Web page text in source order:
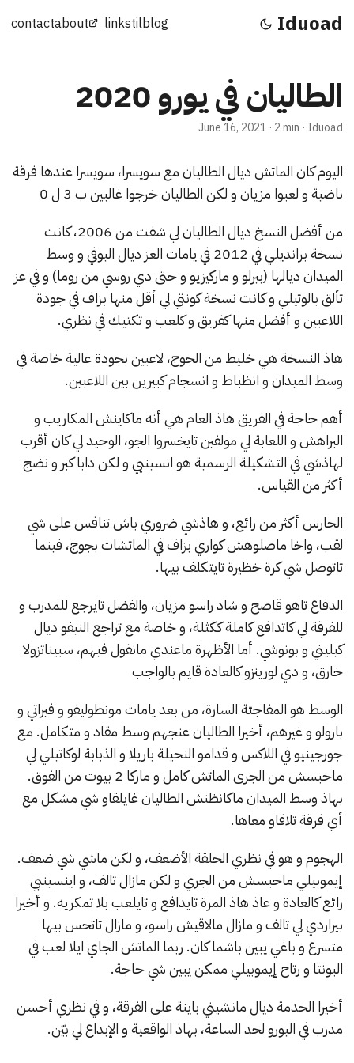
Iduoad
blog
til
links
about
contact
الطاليان في يورو 2020
June 16, 2021 · 2 min · Iduoad
اليوم كان الماتش ديال الطاليان مع سويسرا، سويسرا عندها فرقة
ناضية و لعبوا مزيان و لكن الطاليان خرجوا غالبين ب 3 ل 0
من أفضل النسخ ديال الطاليان لي شفت من 2006، كانت
نسخة برانديلي في 2012 في يامات العز ديال اليوفي و وسط
الميدان ديالها (بيرلو و ماركيزيو و حتى دي روسي من روما) و في عز
تألق بالوتيلي و كانت نسخة كونتي لي أقل منها بزاف في جودة
اللاعبين و أفضل منها كفريق و كلعب و تكتيك في نظري.
هاذ النسخة هي خليط من الجوج، لاعبين بجودة عالية خاصة في
وسط الميدان و انظباط و انسجام كبيرين بين اللاعبين.
أهم حاجة في الفريق هاذ العام هي أنه ماكاينش المكاريب و
البراهش و اللعابة لي مولفين تايخسروا الجو، الوحيد لي كان أقرب
لهاذشي في التشكيلة الرسمية هو انسينيي و لكن دابا كبر و نضج
أكثر من القياس.
الحارس أكثر من رائع، و هاذشي ضروري باش تنافس على شي
لقب، واخا ماصلوهش كواري بزاف في الماتشات بجوج، فينما
تاتوصل شي كرة خظيرة تايتكلف بيها.
الدفاع تاهو قاصح و شاد راسو مزيان، والفضل تايرجع للمدرب و
للفرقة لي كاتدافع كاملة ككثلة، و خاصة مع تراجع النيفو ديال
كيليني و بونوشي. أما الأظهرة ماعندي مانقول فيهم، سبيناتزولا
خارق، و دي لورينزو كالعادة قايم بالواجب
الوسط هو المفاجئة السارة، من بعد يامات مونطوليفو و فيراتي و
بارولو و غيرهم، أخيرا الطاليان عنجهم وسط مقاد و متكامل. مع
جورجينيو في اللاكس و قدامو النحيلة باريلا و الذبابة لوكاتيلي لي
ماحبسش من الجرى الماتش كامل و ماركا 2 بيوت من الفوق.
بهاذ وسط الميدان ماكانظنش الطاليان غايلقاو شي مشكل مع
أي فرقة تلاقاو معاها.
الهجوم و هو في نظري الحلقة الأضعف، و لكن ماشي شي ضعف.
إيموبيلي ماحبسش من الجري و لكن مازال تالف، و اينسينيي
رائع كالعادة و عاذ هاذ المرة تايدافع و تايلعب بلا تمكريه. و أخيرا
بيراردي لي تالف و مازال مالاقيش راسو، و مازال تاتحس بيها
متسرع و باغي يبين باشما كان. ربما الماتش الجاي ايلا لعب في
البونتا و رتاح إيموبيلي ممكن يبين شي حاجة.
أخيرا الخدمة ديال مانشيني باينة على الفرقة، و في نظري أحسن
مدرب في اليورو لحد الساعة، بهاذ الواقعية و الإبداع لي بيّن.